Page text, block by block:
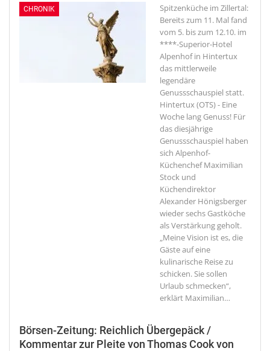
CHRONIK
Spitzenküche im Zillertal:
Bereits zum 11. Mal fand
vom 5. bis zum 12.10. im
****-Superior-Hotel
Alpenhof in Hintertux
das mittlerweile
legendäre
Genussschauspiel statt.
Hintertux (OTS) - Eine
Woche lang Genuss! Für
das diesjährige
Genussschauspiel haben
sich Alpenhof-
Küchenchef Maximilian
Stock und
Küchendirektor
Alexander Hönigsberger
wieder sechs Gastköche
als Verstärkung geholt.
„Meine Vision ist es, die
Gäste auf eine
kulinarische Reise zu
schicken. Sie sollen
Urlaub schmecken“,
erklärt Maximilian…
Börsen-Zeitung: Reichlich Übergepäck /
Kommentar zur Pleite von Thomas Cook von